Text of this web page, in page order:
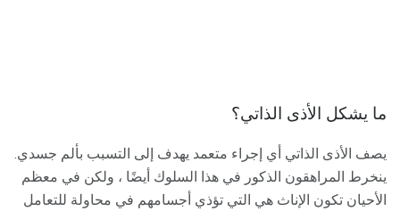
ما يشكل الأذى الذاتي؟
يصف الأذى الذاتي أي إجراء متعمد يهدف إلى التسبب بألم جسدي.
ينخرط المراهقون الذكور في هذا السلوك أيضًا ، ولكن في معظم
الأحيان تكون الإناث هي التي تؤذي أجسامهم في محاولة للتعامل